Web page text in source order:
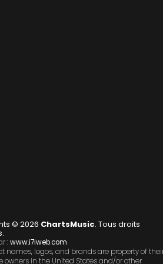
© 2026 ChartsMusic. Tous droits
:www.i7iweb.com
names, logos, and brands are property of
owners in the United States and/or other